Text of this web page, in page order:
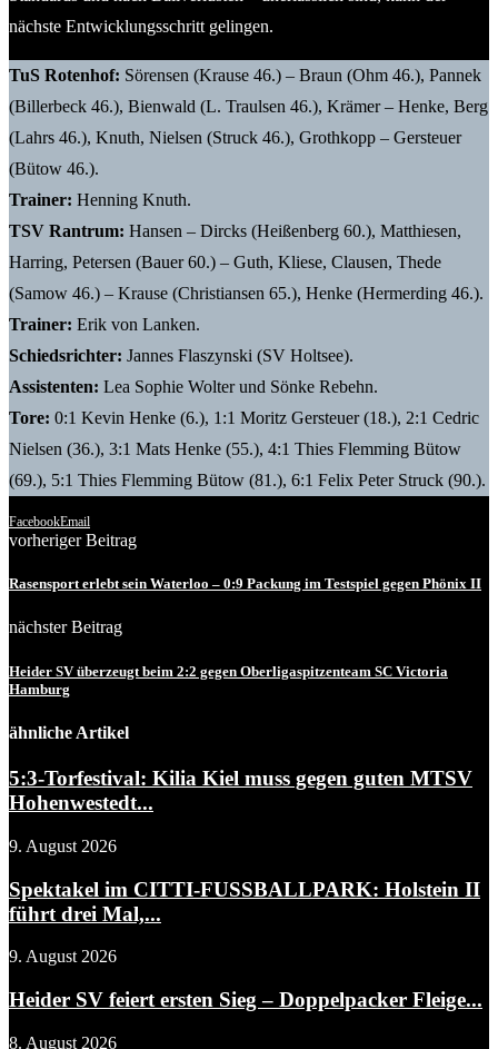
nächste Entwicklungsschritt gelingen.
TuS Rotenhof: Sörensen (Krause 46.) – Braun (Ohm 46.), Pannek
(Billerbeck 46.), Bienwald (L. Traulsen 46.), Krämer – Henke, Berg
(Lahrs 46.), Knuth, Nielsen (Struck 46.), Grothkopp – Gersteuer
(Bütow 46.).
Trainer: Henning Knuth.
TSV Rantrum: Hansen – Dircks (Heißenberg 60.), Matthiesen,
Harring, Petersen (Bauer 60.) – Guth, Kliese, Clausen, Thede
(Samow 46.) – Krause (Christiansen 65.), Henke (Hermerding 46.).
Trainer: Erik von Lanken.
Schiedsrichter: Jannes Flaszynski (SV Holtsee).
Assistenten: Lea Sophie Wolter und Sönke Rebehn.
Tore: 0:1 Kevin Henke (6.), 1:1 Moritz Gersteuer (18.), 2:1 Cedric
Nielsen (36.), 3:1 Mats Henke (55.), 4:1 Thies Flemming Bütow
(69.), 5:1 Thies Flemming Bütow (81.), 6:1 Felix Peter Struck (90.).
FacebookEmail
vorheriger Beitrag
Rasensport erlebt sein Waterloo – 0:9 Packung im Testspiel gegen Phönix II
nächster Beitrag
Heider SV überzeugt beim 2:2 gegen Oberligaspitzenteam SC Victoria
Hamburg
ähnliche Artikel
5:3-Torfestival: Kilia Kiel muss gegen guten MTSV
Hohenwestedt...
9. August 2026
Spektakel im CITTI-FUSSBALLPARK: Holstein II
führt drei Mal,...
9. August 2026
Heider SV feiert ersten Sieg – Doppelpacker Fleige...
8. August 2026